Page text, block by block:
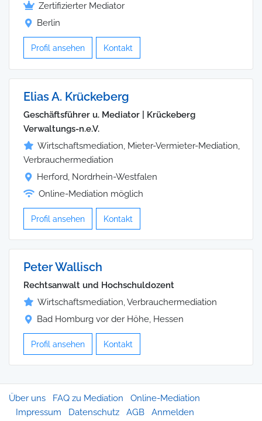
Zertifizierter Mediator
Berlin
Profil ansehen Kontakt
Elias A. Krückeberg
Geschäftsführer u. Mediator | Krückeberg
Verwaltungs-n.e.V.
Wirtschaftsmediation, Mieter-Vermieter-Mediation,
Verbrauchermediation
Herford, Nordrhein-Westfalen
Online-Mediation möglich
Profil ansehen Kontakt
Peter Wallisch
Rechtsanwalt und Hochschuldozent
Wirtschaftsmediation, Verbrauchermediation
Bad Homburg vor der Höhe, Hessen
Profil ansehen Kontakt
Über uns FAQ zu Mediation
Online-Mediation
Impressum
Datenschutz AGB Anmelden